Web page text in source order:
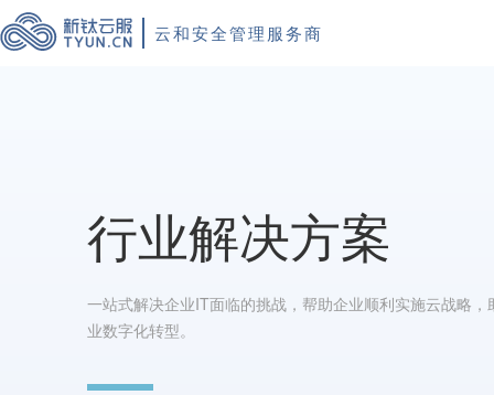
云和安全管理服务商
行业解决方案
一站式解决企业IT面临的挑战，帮助企业顺利实施云战略，
业数字化转型。